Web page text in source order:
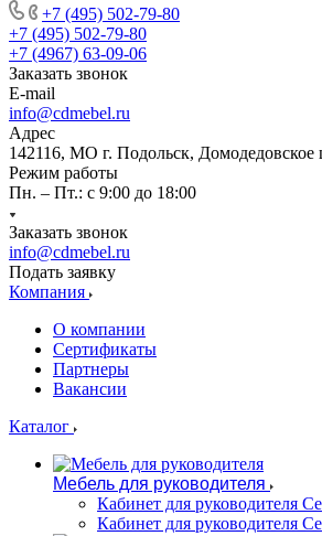
+7 (495) 502-79-80
+7 (495) 502-79-80
+7 (4967) 63-09-06
Заказать звонок
E-mail
info@cdmebel.ru
Адрес
142116, МО г. Подольск, Домодедовское
Режим работы
Пн. – Пт.: с 9:00 до 18:00
Заказать звонок
info@cdmebel.ru
Подать заявку
Компания
О компании
Сертификаты
Партнеры
Вакансии
Каталог
Мебель для руководителя
Кабинет для руководителя
Кабинет для руководителя